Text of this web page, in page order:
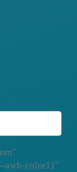
awb-color1)"